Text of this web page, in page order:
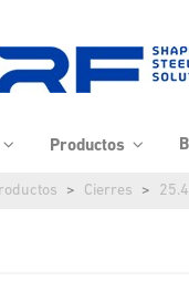
Productos
Cierres